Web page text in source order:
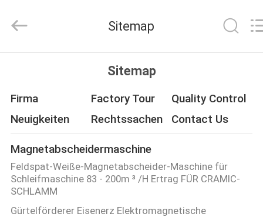
PRODUKTE
ÜBER
UNS
FABRIK-
Ltd..
Sitemap
Sitemap
Firma Factory Tour
Quality Control
Neuigkeiten
Rechtssachen Contact Us
Magnetabscheidermaschine
Feldspat-Weiße-Magnetabscheider-Maschine für
Schleifmaschine 83 - 200m ³ /H Ertrag FÜR CRAMIC-
SCHLAMM
Gürtelförderer Eisenerz Elektromagnetische